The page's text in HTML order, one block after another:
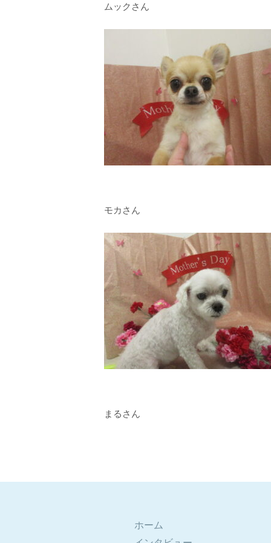
ムックさん
モカさん
まるさん
ホーム